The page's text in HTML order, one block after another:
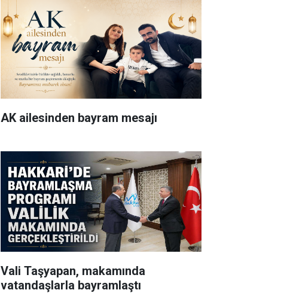
AK ailesinden bayram mesajı
Vali Taşyapan, makamında
vatandaşlarla bayramlaştı